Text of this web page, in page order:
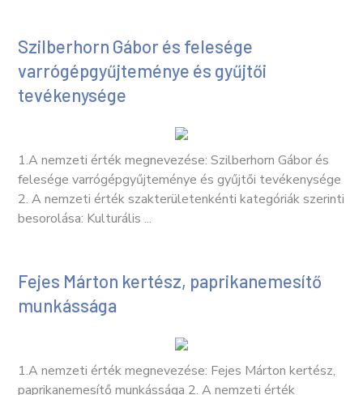
Szilberhorn Gábor és felesége
varrógépgyűjteménye és gyűjtői
tevékenysége
1.A nemzeti érték megnevezése: Szilberhorn Gábor és
felesége varrógépgyűjteménye és gyűjtői tevékenysége
2. A nemzeti érték szakterületenkénti kategóriák szerinti
besorolása: Kulturális ...
Fejes Márton kertész, paprikanemesítő
munkássága
1.A nemzeti érték megnevezése: Fejes Márton kertész,
paprikanemesítő munkássága 2. A nemzeti érték